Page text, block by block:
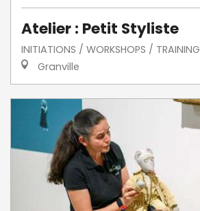
Atelier : Petit Styliste
INITIATIONS / WORKSHOPS / TRAINING
Granville